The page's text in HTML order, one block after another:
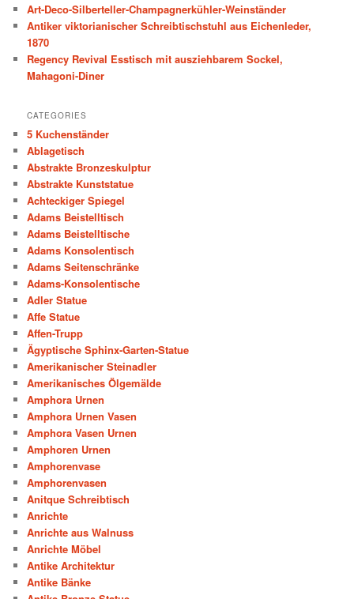
h
Art-Deco-Silberteller-Champagnerkühler-Weinständer
Antiker viktorianischer Schreibtischstuhl aus Eichenleder,
1870
Regency Revival Esstisch mit ausziehbarem Sockel,
Mahagoni-Diner
CATEGORIES
5 Kuchenständer
Ablagetisch
Abstrakte Bronzeskulptur
Abstrakte Kunststatue
Achteckiger Spiegel
Adams Beistelltisch
Adams Beistelltische
Adams Konsolentisch
Adams Seitenschränke
Adams-Konsolentische
Adler Statue
Affe Statue
Affen-Trupp
Ägyptische Sphinx-Garten-Statue
Amerikanischer Steinadler
Amerikanisches Ölgemälde
Amphora Urnen
Amphora Urnen Vasen
Amphora Vasen Urnen
Amphoren Urnen
Amphorenvase
Amphorenvasen
Anitque Schreibtisch
Anrichte
Anrichte aus Walnuss
Anrichte Möbel
Antike Architektur
Antike Bänke